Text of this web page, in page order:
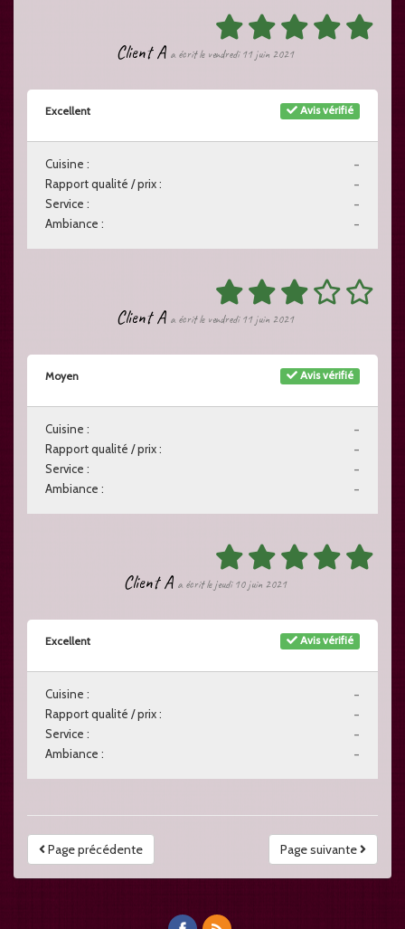
Client A a écrit le vendredi 11 juin 2021
Avis vérifié
Excellent
-
Cuisine :
-
Rapport qualité / prix :
-
Service :
-
Ambiance :
Client A a écrit le vendredi 11 juin 2021
Avis vérifié
Moyen
-
Cuisine :
-
Rapport qualité / prix :
-
Service :
-
Ambiance :
Client A a écrit le jeudi 10 juin 2021
Avis vérifié
Excellent
-
Cuisine :
-
Rapport qualité / prix :
-
Service :
-
Ambiance :
Page suivante
Page précédente